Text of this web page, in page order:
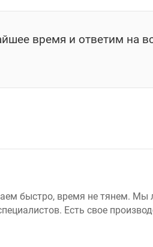
время и ответим на
быстро, время не тянем. Мы
Есть свое